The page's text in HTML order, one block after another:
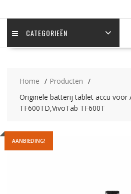
CATEGORIEËN
Home
Producten
Originele batterij tablet accu voor
TF600TD,VivoTab TF600T
AANBIEDING!